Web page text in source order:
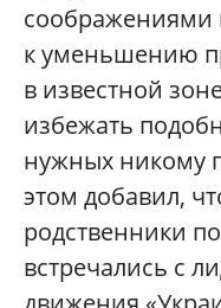
соображениями
к уменьшению
в известной
избежать
нужных никому
этом добавил,
родственники
встречались с